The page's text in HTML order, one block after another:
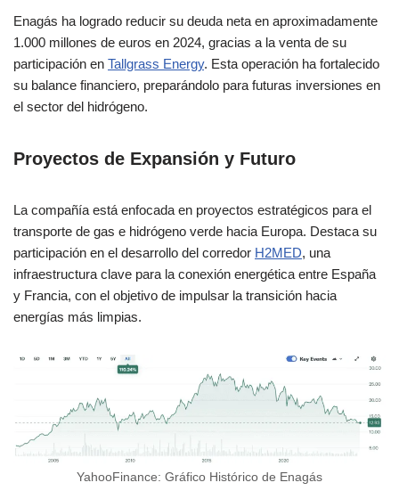
Enagás ha logrado reducir su deuda neta en aproximadamente
1.000 millones de euros en 2024, gracias a la venta de su
participación en Tallgrass Energy. Esta operación ha fortalecido
su balance financiero, preparándolo para futuras inversiones en
el sector del hidrógeno.
Proyectos de Expansión y Futuro
La compañía está enfocada en proyectos estratégicos para el
transporte de gas e hidrógeno verde hacia Europa. Destaca su
participación en el desarrollo del corredor H2MED, una
infraestructura clave para la conexión energética entre España
y Francia, con el objetivo de impulsar la transición hacia
energías más limpias.
YahooFinance: Gráfico Histórico de Enagás